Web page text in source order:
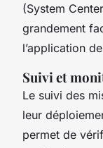
(System
grandement
l’application
Suivi et
Le suivi des
leur
permet de